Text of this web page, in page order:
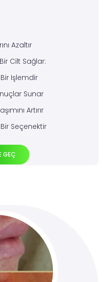
Azaltır
Cilt Sağlar:
Bir Işlemdir
Sunar
Artırır
Seçenektir
GEÇ